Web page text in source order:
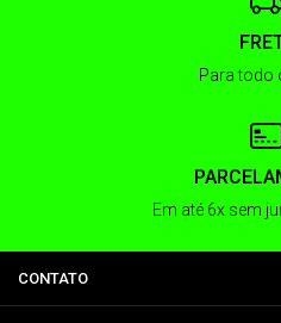
Para todo
Em até 6x sem
CONTATO